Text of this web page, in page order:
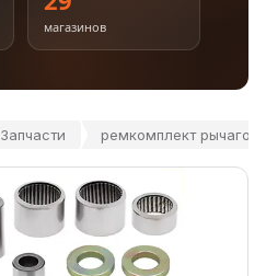
магазинов
Запчасти ремкомплект рычагов